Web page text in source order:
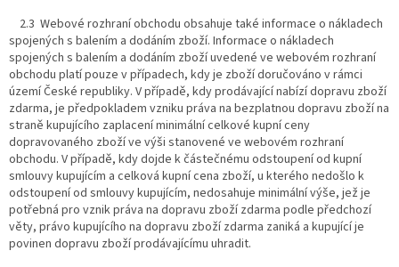
2.3 Webové rozhraní obchodu obsahuje také informace o nákladech
spojených s balením a dodáním zboží. Informace o nákladech
spojených s balením a dodáním zboží uvedené ve webovém rozhraní
obchodu platí pouze v případech, kdy je zboží doručováno v rámci
území České republiky. V případě, kdy prodávající nabízí dopravu zboží
zdarma, je předpokladem vzniku práva na bezplatnou dopravu zboží na
straně kupujícího zaplacení minimální celkové kupní ceny
dopravovaného zboží ve výši stanovené ve webovém rozhraní
obchodu. V případě, kdy dojde k částečnému odstoupení od kupní
smlouvy kupujícím a celková kupní cena zboží, u kterého nedošlo k
odstoupení od smlouvy kupujícím, nedosahuje minimální výše, jež je
potřebná pro vznik práva na dopravu zboží zdarma podle předchozí
věty, právo kupujícího na dopravu zboží zdarma zaniká a kupující je
povinen dopravu zboží prodávajícímu uhradit.